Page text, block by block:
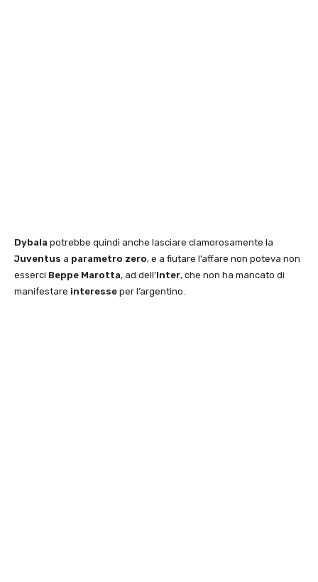
Dybala potrebbe quindi anche lasciare clamorosamente la
Juventus a parametro zero, e a fiutare l’affare non poteva non
esserci Beppe Marotta, ad dell’Inter, che non ha mancato di
manifestare interesse per l’argentino.